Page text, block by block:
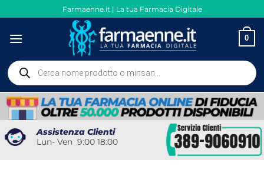
ai
contenuti
Farmaenne.it | La tua Farmacia Digitale
0
Ricerca
prodotti
Assistenza Clienti
Lun- Ven 9:00 18:00